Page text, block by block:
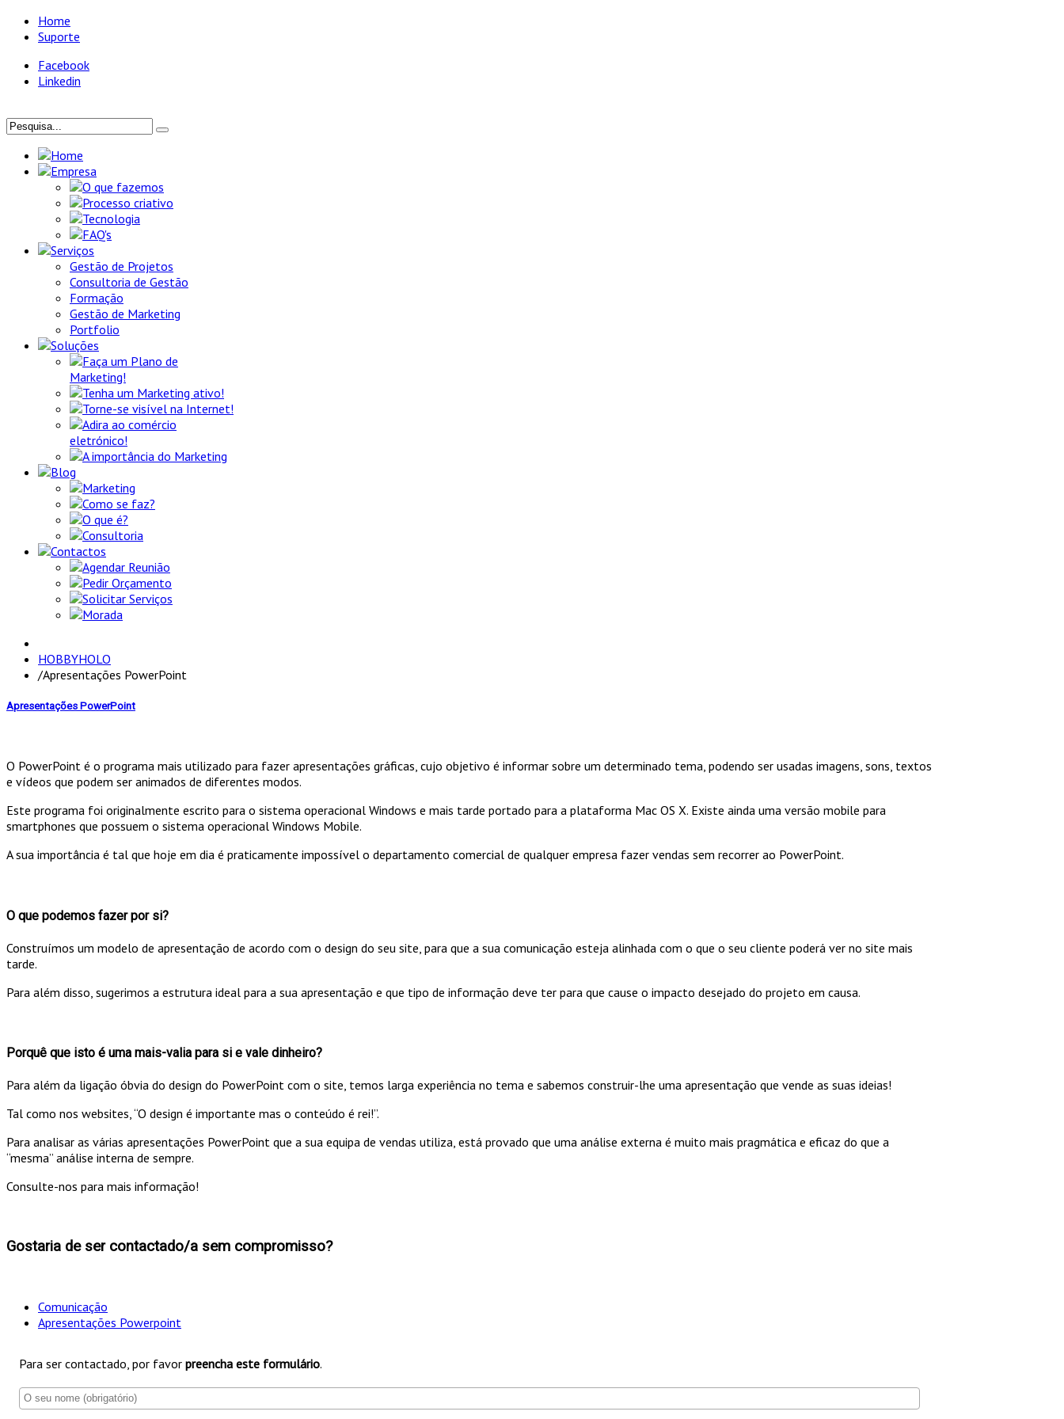
Home
Suporte
Facebook
Linkedin
Home
Empresa
O que fazemos
Processo criativo
Tecnologia
FAQ's
Serviços
Gestão de Projetos
Consultoria de Gestão
Formação
Gestão de Marketing
Portfolio
Soluções
Faça um Plano de
Marketing!
Tenha um Marketing ativo!
Torne-se visível na Internet!
Adira ao comércio
eletrónico!
A importância do Marketing
Blog
Marketing
Como se faz?
O que é?
Consultoria
Contactos
Agendar Reunião
Pedir Orçamento
Solicitar Serviços
Morada
HOBBYHOLO
/Apresentações PowerPoint
Apresentações PowerPoint
O PowerPoint é o programa mais utilizado para fazer apresentações gráficas, cujo objetivo é informar sobre um determinado tema, podendo ser usadas imagens, sons, textos
e vídeos que podem ser animados de diferentes modos.
Este programa foi originalmente escrito para o sistema operacional Windows e mais tarde portado para a plataforma Mac OS X. Existe ainda uma versão mobile para
smartphones que possuem o sistema operacional Windows Mobile.
A sua importância é tal que hoje em dia é praticamente impossível o departamento comercial de qualquer empresa fazer vendas sem recorrer ao PowerPoint.
O que podemos fazer por si?
Construímos um modelo de apresentação de acordo com o design do seu site, para que a sua comunicação esteja alinhada com o que o seu cliente poderá ver no site mais
tarde.
Para além disso, sugerimos a estrutura ideal para a sua apresentação e que tipo de informação deve ter para que cause o impacto desejado do projeto em causa.
Porquê que isto é uma mais-valia para si e vale dinheiro?
Para além da ligação óbvia do design do PowerPoint com o site, temos larga experiência no tema e sabemos construir-lhe uma apresentação que vende as suas ideias!
Tal como nos websites, “O design é importante mas o conteúdo é rei!”.
Para analisar as várias apresentações PowerPoint que a sua equipa de vendas utiliza, está provado que uma análise externa é muito mais pragmática e eficaz do que a
“mesma” análise interna de sempre.
Consulte-nos para mais informação!
Gostaria de ser contactado/a sem compromisso?
Comunicação
Apresentações Powerpoint
Para ser contactado, por favor preencha este formulário.